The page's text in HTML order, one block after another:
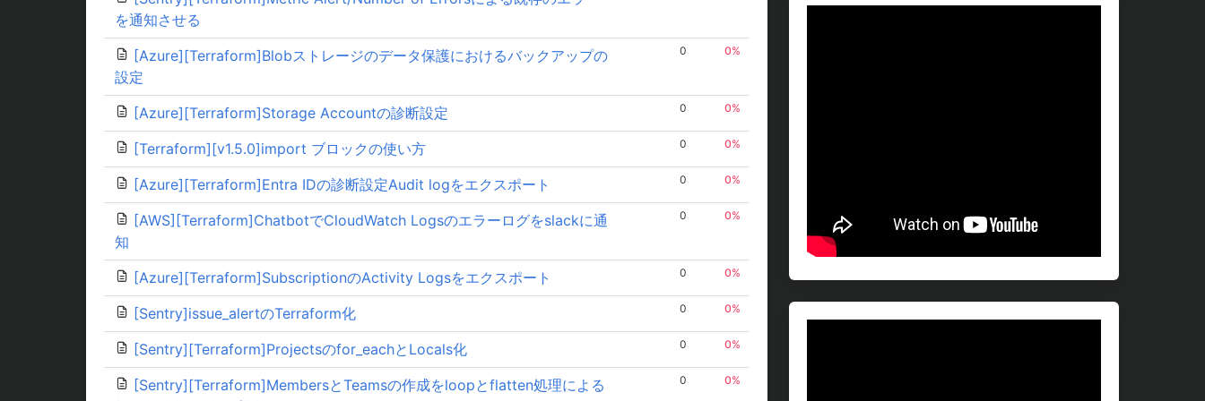
を通知させる
[Azure][Terraform]Blobストレージのデータ保護におけるバックアップの
設定
0 0%
[Azure][Terraform]Storage Accountの診断設定 0 0%
[Terraform][v1.5.0]import ブロックの使い方 0 0%
[Azure][Terraform]Entra IDの診断設定Audit logをエクスポート 0 0%
[AWS][Terraform]ChatbotでCloudWatch Logsのエラーログをslackに通
知
0 0%
[Azure][Terraform]SubscriptionのActivity Logsをエクスポート 0 0%
[Sentry]issue_alertのTerraform化 0 0%
[Sentry][Terraform]Projectsのfor_eachとLocals化 0 0%
[Sentry][Terraform]MembersとTeamsの作成をloopとflatten処理による
0 0%